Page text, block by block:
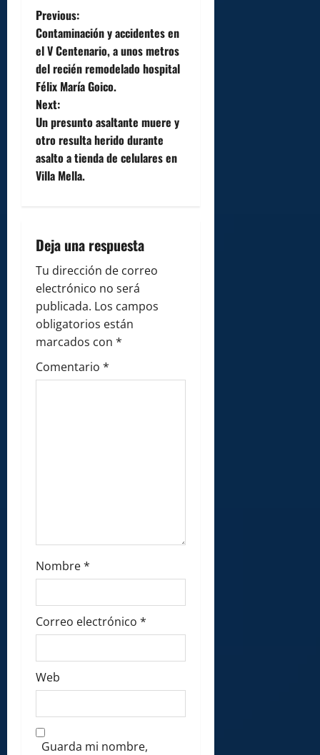
P
o
s
t
n
a
g
a
t
i
o
Previous:
Contaminación y accidentes en
el V Centenario, a unos metros
del recién remodelado hospital
Félix María Goico.
Next:
Un presunto asaltante muere y
otro resulta herido durante
asalto a tienda de celulares en
Villa Mella.
Deja una respuesta
Tu dirección de correo
electrónico no será
publicada. Los campos
obligatorios están
marcados con *
Comentario *
Nombre*
Correo electrónico *
Web
Guarda mi nombre,